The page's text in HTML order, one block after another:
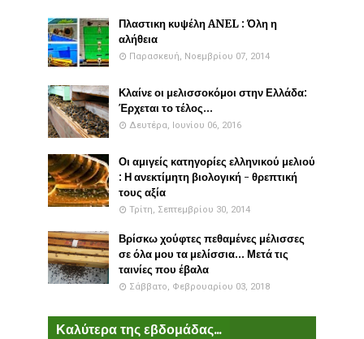
Πλαστικη κυψέλη ANEL : Όλη η
αλήθεια
Παρασκευή, Νοεμβρίου 07, 2014
Κλαίνε οι μελισσοκόμοι στην Ελλάδα:
Έρχεται το τέλος...
Δευτέρα, Ιουνίου 06, 2016
Οι αμιγείς κατηγορίες ελληνικού μελιού
: Η ανεκτίμητη βιολογική - θρεπτική
τους αξία
Τρίτη, Σεπτεμβρίου 30, 2014
Βρίσκω χούφτες πεθαμένες μέλισσες
σε όλα μου τα μελίσσια... Μετά τις
ταινίες που έβαλα
Σάββατο, Φεβρουαρίου 03, 2018
Καλύτερα της εβδομάδας...